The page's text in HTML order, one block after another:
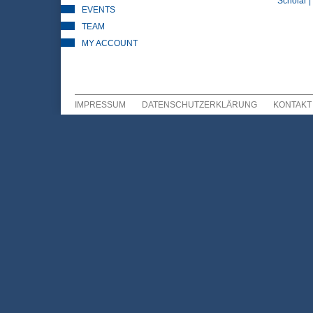
EVENTS
TEAM
MY ACCOUNT
IMPRESSUM DATENSCHUTZERKLÄRUNG KONTAKT